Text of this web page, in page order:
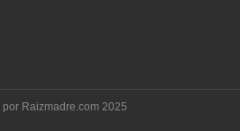
por Raizmadre.com 2025